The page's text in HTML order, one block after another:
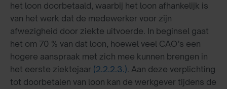
het loon doorbetaald, waarbij het loon afhankelijk is
van het werk dat de medewerker voor zijn
afwezigheid door ziekte uitvoerde. In beginsel gaat
het om 70 % van dat loon, hoewel veel CAO’s een
hogere aanspraak met zich mee kunnen brengen in
het eerste ziektejaar (2.2.2.3.). Aan deze verplichting
tot doorbetalen van loon kan de werkgever tijdens de